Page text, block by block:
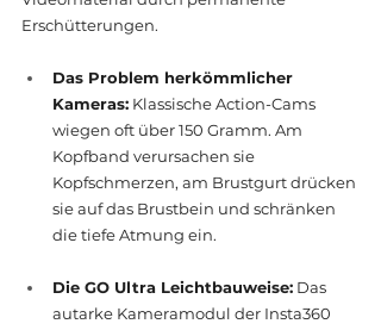
Erschütterungen.
Das Problem herkömmlicher
Kameras: Klassische Action-Cams
wiegen oft über 150 Gramm. Am
Kopfband verursachen sie
Kopfschmerzen, am Brustgurt drücken
sie auf das Brustbein und schränken
die tiefe Atmung ein.
Die GO Ultra Leichtbauweise: Das
autarke Kameramodul der Insta360